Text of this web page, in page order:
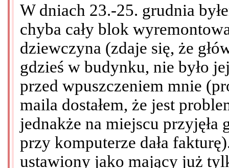
W dniach 23.-25. grudnia
chyba cały blok
dziewczyna (zdaje się, że
gdzieś w budynku, nie było
przed wpuszczeniem mnie
maila dostałem, że jest
jednakże na miejscu
przy komputerze dała
ustawiony jako mający już